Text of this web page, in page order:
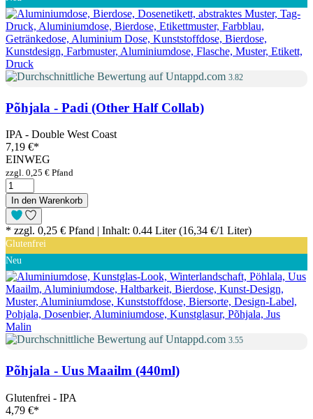
3.82
Põhjala - Padi (Other Half Collab)
IPA - Double West Coast
7,19 €*
EINWEG
zzgl. 0,25 € Pfand
In den Warenkorb
* zzgl. 0,25 € Pfand | Inhalt: 0.44 Liter (16,34 €/1 Liter)
Glutenfrei
Neu
3.55
Põhjala - Uus Maailm (440ml)
Glutenfrei - IPA
4,79 €*